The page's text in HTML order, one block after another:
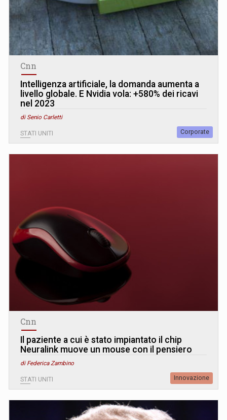
Cnn
Intelligenza artificiale, la domanda aumenta a
livello globale. E Nvidia vola: +580% dei ricavi
nel 2023
di Senio Carletti
STATI UNITI Corporate
Cnn
Il paziente a cui è stato impiantato il chip
Neuralink muove un mouse con il pensiero
di Federica Zambino
STATI UNITI Innovazione